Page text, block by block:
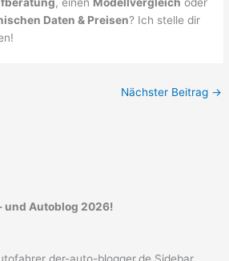
Daten & Preisen? Ich stelle dir
Nächster Beitrag →
und Autoblog 2026!